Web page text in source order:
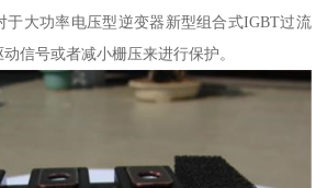
于大功率电压型逆变器新型组合式IGBT过流
信号或者减小栅压来进行保护。